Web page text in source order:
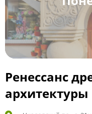
Ренессанс
архитектуры